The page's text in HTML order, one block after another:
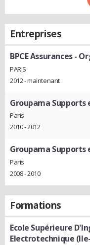
Entreprises
BPCE Assurances-
PARIS
2012 - maintenant
Groupama Supports
Paris
2010 - 2012
Groupama Supports
Paris
2008 - 2010
Formations
Ecole Supérieure
Electrotechnique